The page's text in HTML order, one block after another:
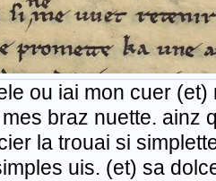
ou iai mon cuer (et)
braz nuette. ainz
la trouai si
uis. (et) sa